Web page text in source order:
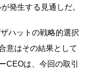
発生する見通しだ。
ハットの戦略的選択
意はその結果として
CEOは、今回の取引